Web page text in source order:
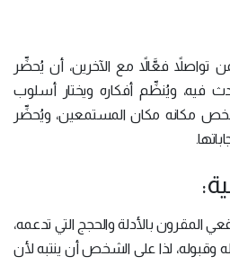
تواصلاً فعَّالاً مع الآخرين، أن يُحضِّر
فيه، ويُنظِّم أفكاره ويختار أسلوب
مكانه مكان المستمعين، ويُحضِّر
المقرون بالأدلة والحجج التي تدعمه،
لذا على الشخص أن ينتبه لأن